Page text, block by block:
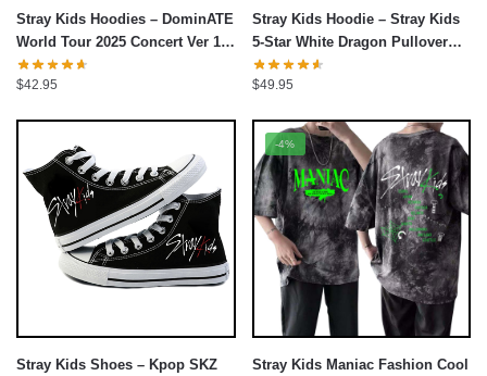
Stray Kids Hoodies – DominATE
World Tour 2025 Concert Ver 1
Pullover Hoodie
$42.95
Stray Kids Hoodie – Stray Kids
5-Star White Dragon Pullover
Hoodie
$49.95
Stray Kids Shoes – Kpop SKZ
-4%
Stray Kids Maniac Fashion Cool